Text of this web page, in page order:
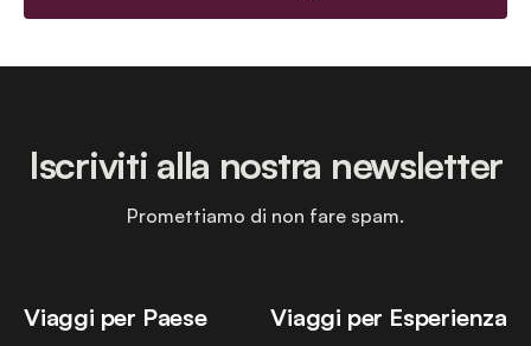
Viaggi per Paese Viaggi per Esperienza
Iscriviti alla nostra newsletter
Promettiamo di non fare spam.